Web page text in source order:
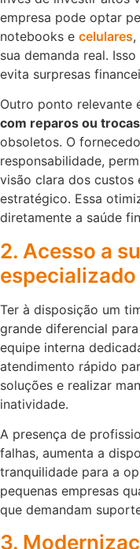
empresa pode optar
notebooks e celulares,
sua demanda real.
evita surpresas
Outro ponto relevante
com reparos ou trocas
obsoletos. O
responsabilidade,
visão clara dos custos
estratégico. Essa
diretamente a saúde
2. Acesso a
especializado
Ter à disposição um
grande diferencial
equipe interna
atendimento rápido
soluções e realizar
inatividade.
A presença de
falhas, aumenta a
tranquilidade para a
pequenas empresas
que demandam
3.